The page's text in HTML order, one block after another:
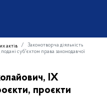
актів
Законотворча діяльність
суб'єктом права законодавчої
IX
проєкти